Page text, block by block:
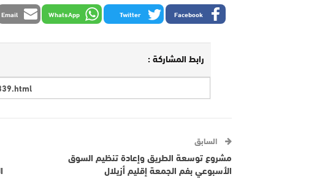
Facebook
Twitter
WhatsApp
Email
رابط المشاركة :
السابق
مشروع توسعة الطريق وإعادة تنظيم السوق
الأسبوعي بفم الجمعة إقليم أزيلال